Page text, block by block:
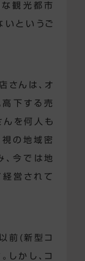
な観光都市
いというご
さんは、オ
下する売
んを何人も
の地域密
、今では地
営されて
前(新型コ
かし、コ